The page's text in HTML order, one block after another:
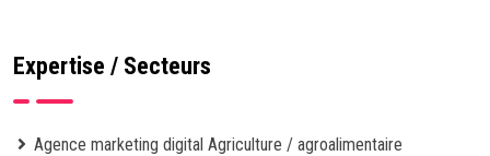
Expertise / Secteurs
Agence marketing digital Agriculture / agroalimentaire